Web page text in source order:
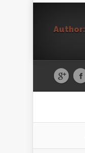
Author: